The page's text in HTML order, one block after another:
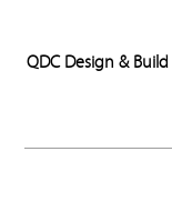
QDC Design & Build
NO NÊ